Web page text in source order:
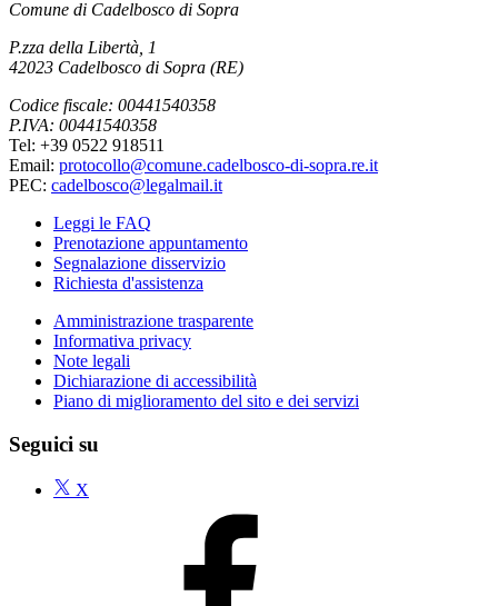
Comune di Cadelbosco di Sopra
P.zza della Libertà, 1
42023 Cadelbosco di Sopra (RE)
Codice fiscale: 00441540358
P.IVA: 00441540358
Tel: +39 0522 918511
Email: protocollo@comune.cadelbosco-di-sopra.re.it
PEC: cadelbosco@legalmail.it
Leggi le FAQ
Prenotazione appuntamento
Segnalazione disservizio
Richiesta d'assistenza
Amministrazione trasparente
Informativa privacy
Note legali
Dichiarazione di accessibilità
Piano di miglioramento del sito e dei servizi
Seguici su
X